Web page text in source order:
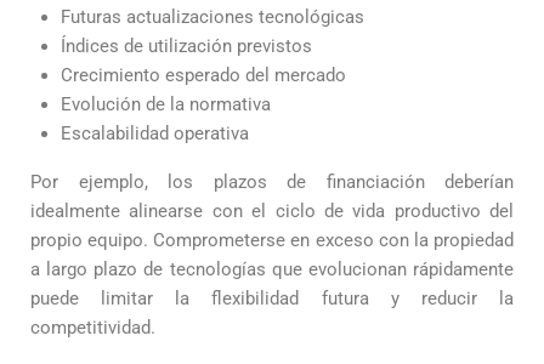
Futuras actualizaciones tecnológicas
Índices de utilización previstos
Crecimiento esperado del mercado
Evolución de la normativa
Escalabilidad operativa
Por ejemplo, los plazos de financiación deberían
idealmente alinearse con el ciclo de vida productivo del
propio equipo. Comprometerse en exceso con la propiedad
a largo plazo de tecnologías que evolucionan rápidamente
puede limitar la flexibilidad futura y reducir la
competitividad.